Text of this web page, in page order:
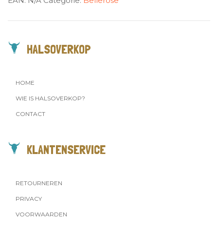
HALSOVERKOP
HOME
WIE IS HALSOVERKOP?
CONTACT
KLANTENSERVICE
RETOURNEREN
PRIVACY
VOORWAARDEN